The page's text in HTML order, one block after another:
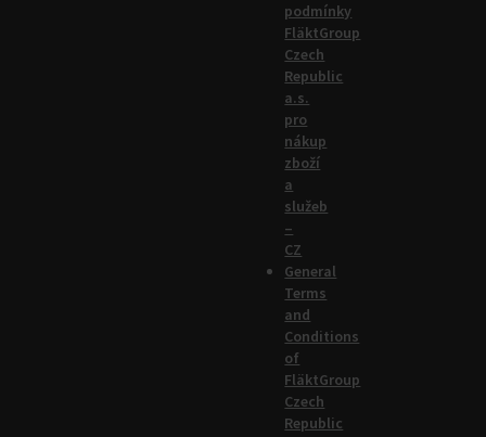
podmínky
FläktGroup
Czech
Republic
a.s.
pro
nákup
zboží
a
služeb
–
CZ
General
Terms
and
Conditions
of
FläktGroup
Czech
Republic